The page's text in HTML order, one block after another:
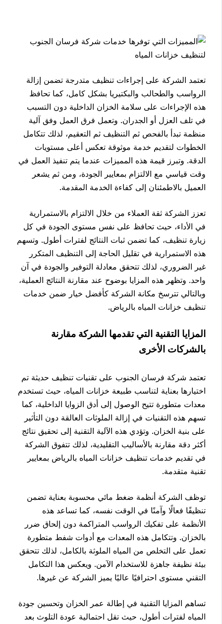
تعتمد الشركة على إجراءات تنظيف متدرجة تضمن إزالة
الرواسب والطحالب والبكتيريا بشكل كامل، كما تحافظ
هذه الإجراءات على سلامة الخزان الداخلية دون التسبب
في تلف العزل أو الجدران. وتعمل فرق العمل وفق آلية
منظمة تبدأ بالفحص ثم التنظيف ثم التعقيم، لذلك تتكامل
الخطوات لتقديم خدمة موثوقة تعكس أعلى مستويات
الدقة. وتبرز قيمة هذه المميزات عندما يتم تنفيذ العمل في
وقت قياسي مع الالتزام بمعايير الجودة، ومن ثم يشعر
العميل بالاطمئنان إلى كفاءة الخدمة المقدمة.
تعزز الشركة ثقة العملاء من خلال الالتزام بالاستمرارية
في الأداء، حيث تحافظ على نفس مستوى الجودة في كل
زيارة تنظيف، كما تضمن ثبات النتائج لفترات أطول. وتسهم
هذه الاستمرارية في تقليل الحاجة إلى التنظيف المتكرر
غير الضروري، لذلك تتحقق معادلة التوفير والجودة في آن
واحد. وتظهر هذه المزايا بوضوح عند مقارنة النتائج العملية،
وبالتالي تترسخ مكانة الشركة كأفضل خيار ضمن خدمات
تنظيف خزانات المياه بالرياض.
المزايا التقنية التي تقدمها الشركة مقارنة
بالشركات الأخرى
تعتمد شركة فرسان الجنوب على تقنيات تنظيف حديثة تم
اختيارها بعناية لتناسب طبيعة خزانات المياه، حيث تستخدم
معدات متطورة تتيح الوصول إلى أدق الزوايا الداخلية، كما
تسهم هذه التقنيات في إزالة الملوثات العالقة دون التأثير
على بنية الخزان. وتؤدي هذه الآلية التقنية إلى تحقيق نتائج
أكثر دقة مقارنة بالأساليب التقليدية، لذلك تتفوق الشركة
في تقديم خدمات تنظيف خزانات المياه بالرياض بمعايير
تقنية متقدمة.
توظف الشركة أنظمة ضغط مائي محسوبة بعناية تضمن
تنظيفًا فعالًا وآمنًا في الوقت نفسه، كما تساعد هذه
الأنظمة على تفكيك الرواسب المتراكمة دون إلحاق ضرر
بالخزان. وتتكامل هذه المعدات مع أدوات شفط متطورة
تعمل على التخلص من المياه الملوثة بالكامل، لذلك تتحقق
بيئة نظيفة جاهزة للاستخدام الآمن. ويعكس هذا التكامل
التقني مستوى احترافيًا عاليًا يميز الشركة عن غيرها.
تساهم المزايا التقنية في إطالة عمر الخزان وتحسين جودة
المياه لفترات أطول، حيث تقل احتمالية عودة التلوث بعد